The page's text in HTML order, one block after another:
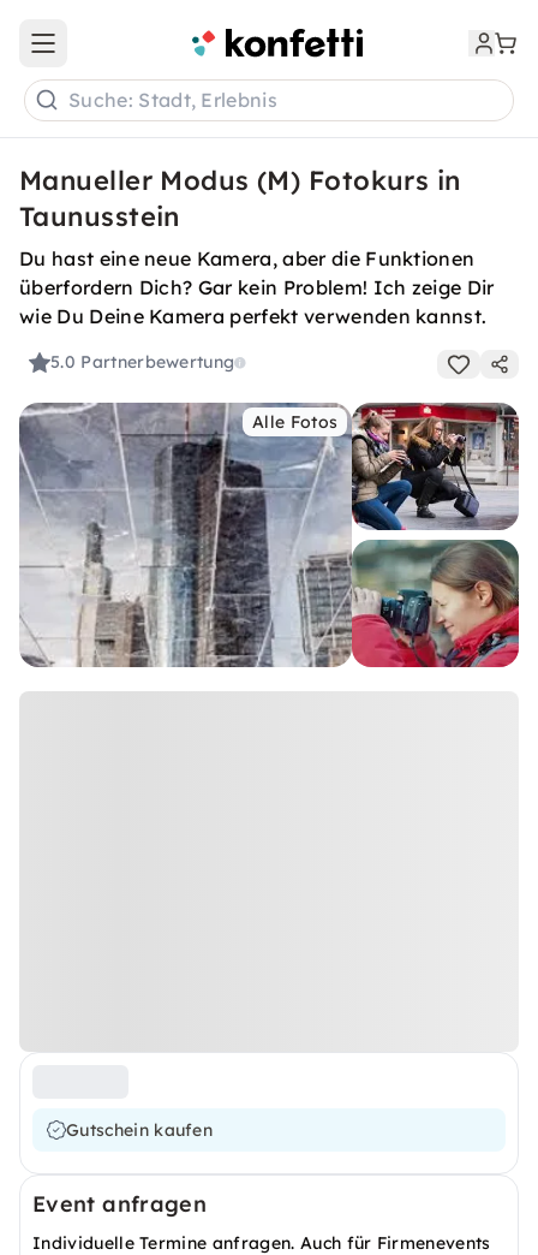
Open main menu
Suche: Stadt, Erlebnis
Manueller Modus (M) Fotokurs in
Taunusstein
Du hast eine neue Kamera, aber die Funktionen
überfordern Dich? Gar kein Problem! Ich zeige Dir
wie Du Deine Kamera perfekt verwenden kannst.
5.0 Partnerbewertung
Alle Fotos
Gutschein kaufen
Event anfragen
Individuelle Termine anfragen. Auch für Firmenevents